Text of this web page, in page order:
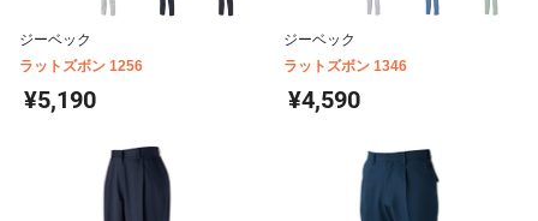
ジーベック
ラットズボン 1256
¥5,190
ジーベック
ラットズボン 1346
¥4,590